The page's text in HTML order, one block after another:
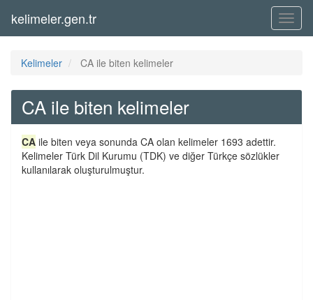
Menü
kelimeler.gen.tr
Kelimeler CA ile biten kelimeler
CA ile biten kelimeler
CA ile biten veya sonunda CA olan kelimeler 1693 adettir.
Kelimeler Türk Dil Kurumu (TDK) ve diğer Türkçe sözlükler
kullanılarak oluşturulmuştur.